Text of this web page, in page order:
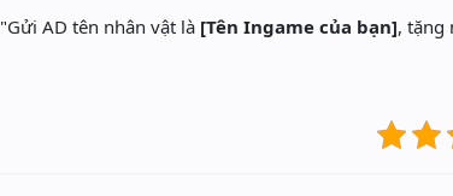
"Gửi AD tên nhân vật là [Tên Ingame của bạn], tặng